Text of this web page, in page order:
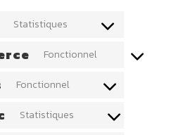
Statistiques
Consent
to
divers
Fonctionnel
Consent
to
woocommerce
Fonctionnel
Consent
Statistiques
Consent